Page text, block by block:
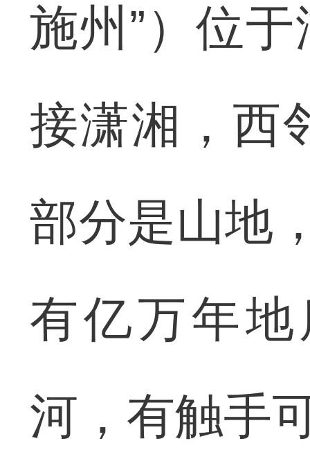
施州”）位
接潇湘，西
部分是山地
有亿万年
河，有触手